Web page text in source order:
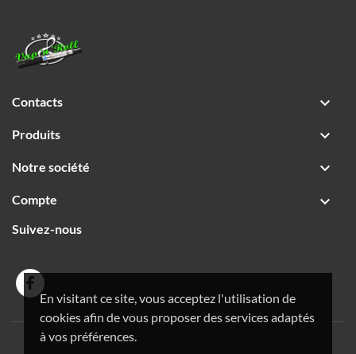
En visitant ce site, vous acceptez l'utilisation de
cookies afin de vous proposer des services adaptés
à vos préférences.
Contacts 
Produits 
Notre société 
Compte 
Suivez-nous